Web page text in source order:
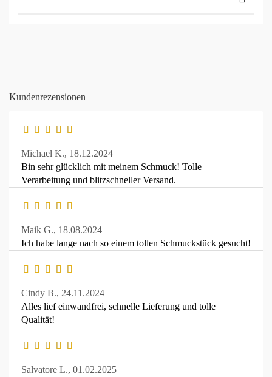
Kundenrezensionen
Michael K., 18.12.2024
Bin sehr glücklich mit meinem Schmuck! Tolle
Verarbeitung und blitzschneller Versand.
Maik G., 18.08.2024
Ich habe lange nach so einem tollen Schmuckstück gesucht!
Cindy B., 24.11.2024
Alles lief einwandfrei, schnelle Lieferung und tolle
Qualität!
Salvatore L., 01.02.2025